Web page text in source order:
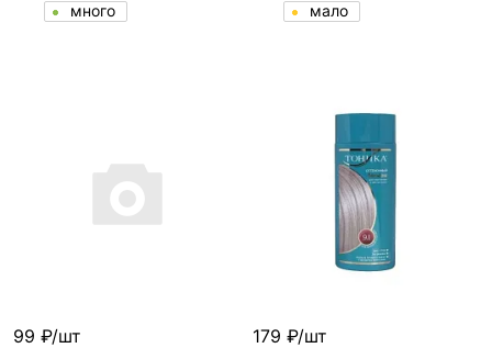
много мало
99 ₽/шт 179 ₽/шт